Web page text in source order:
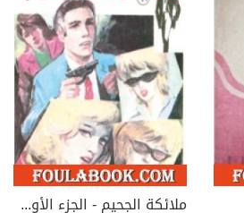
ملائكة الجحيم - الجزء الأول - سلسلة رجل المستحيل